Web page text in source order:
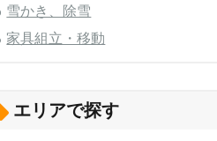
雪かき、除雪
家具組立・移動
エリアで探す